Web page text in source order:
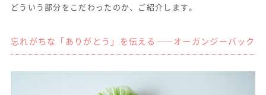
どういう部分をこだわったのか、ご紹介します。
忘れがちな「ありがとう」を伝える——オーガンジーバック